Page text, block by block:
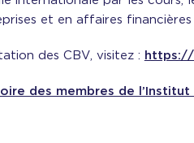
et en affaires financières
des CBV, visitez : https://
des membres de l’Institut